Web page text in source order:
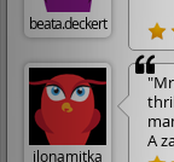
beata.deckert
ilonamitka
A